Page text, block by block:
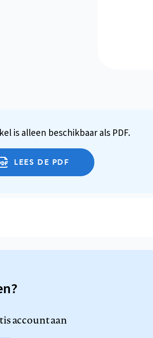
is alleen beschikbaar als PDF.
LEES DE PDF
account aan